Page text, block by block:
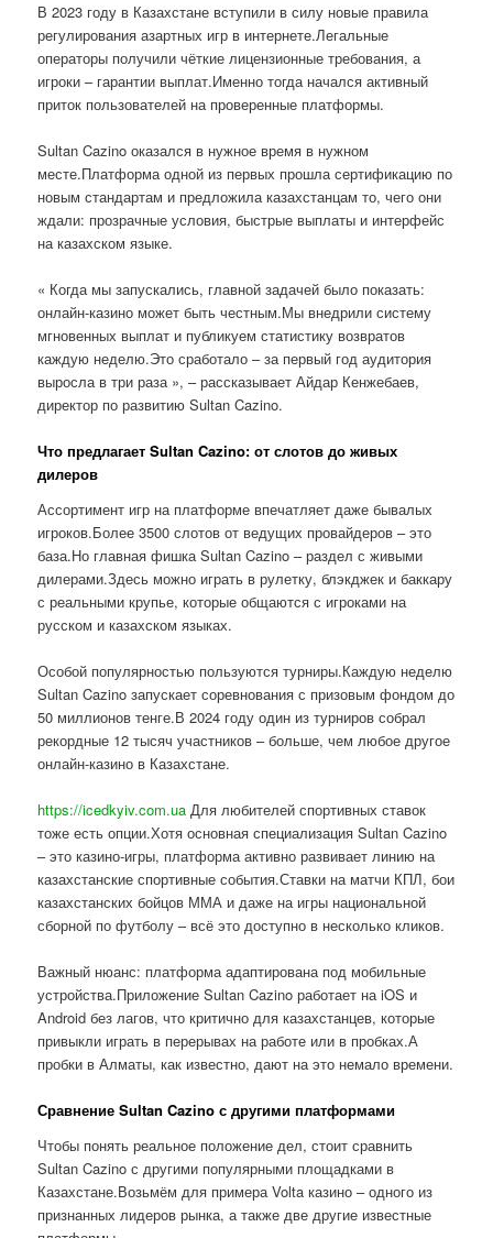
В 2023 году в Казахстане вступили в силу новые правила
регулирования азартных игр в интернете.Легальные
операторы получили чёткие лицензионные требования, а
игроки – гарантии выплат.Именно тогда начался активный
приток пользователей на проверенные платформы.
Sultan Cazino оказался в нужное время в нужном
месте.Платформа одной из первых прошла сертификацию по
новым стандартам и предложила казахстанцам то, чего они
ждали: прозрачные условия, быстрые выплаты и интерфейс
на казахском языке.
« Когда мы запускались, главной задачей было показать:
онлайн-казино может быть честным.Мы внедрили систему
мгновенных выплат и публикуем статистику возвратов
каждую неделю.Это сработало – за первый год аудитория
выросла в три раза », – рассказывает Айдар Кенжебаев,
директор по развитию Sultan Cazino.
Что предлагает Sultan Cazino: от слотов до живых
дилеров
Ассортимент игр на платформе впечатляет даже бывалых
игроков.Более 3500 слотов от ведущих провайдеров – это
база.Но главная фишка Sultan Cazino – раздел с живыми
дилерами.Здесь можно играть в рулетку, блэкджек и баккару
с реальными крупье, которые общаются с игроками на
русском и казахском языках.
Особой популярностью пользуются турниры.Каждую неделю
Sultan Cazino запускает соревнования с призовым фондом до
50 миллионов тенге.В 2024 году один из турниров собрал
рекордные 12 тысяч участников – больше, чем любое другое
онлайн-казино в Казахстане.
https://icedkyiv.com.ua Для любителей спортивных ставок
тоже есть опции.Хотя основная специализация Sultan Cazino
– это казино-игры, платформа активно развивает линию на
казахстанские спортивные события.Ставки на матчи КПЛ, бои
казахстанских бойцов ММА и даже на игры национальной
сборной по футболу – всё это доступно в несколько кликов.
Важный нюанс: платформа адаптирована под мобильные
устройства.Приложение Sultan Cazino работает на iOS и
Android без лагов, что критично для казахстанцев, которые
привыкли играть в перерывах на работе или в пробках.А
пробки в Алматы, как известно, дают на это немало времени.
Сравнение Sultan Cazino с другими платформами
Чтобы понять реальное положение дел, стоит сравнить
Sultan Cazino с другими популярными площадками в
Казахстане.Возьмём для примера Volta казино – одного из
признанных лидеров рынка, а также две другие известные